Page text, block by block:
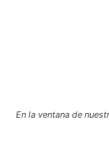
En la ventana de